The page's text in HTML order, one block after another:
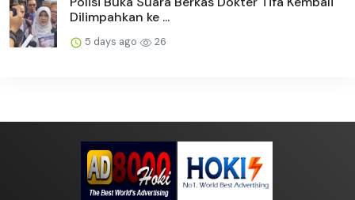
Dilimpahkan ke ...
5 days ago 26